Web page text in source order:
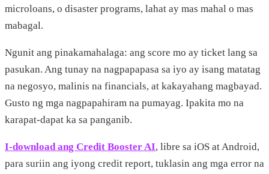
microloans, o disaster programs, lahat ay mas mahal o mas
mabagal.
Ngunit ang pinakamahalaga: ang score mo ay ticket lang sa
pasukan. Ang tunay na nagpapapasa sa iyo ay isang matatag
na negosyo, malinis na financials, at kakayahang magbayad.
Gusto ng mga nagpapahiram na pumayag. Ipakita mo na
karapat-dapat ka sa panganib.
I-download ang Credit Booster AI, libre sa iOS at Android,
para suriin ang iyong credit report, tuklasin ang mga error na